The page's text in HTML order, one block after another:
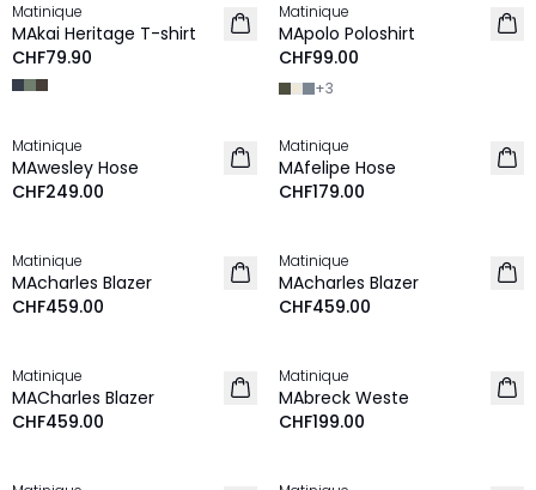
NEU
Matinique
MAkai Heritage T-shirt
CHF79.90
NEU
Matinique
MApolo Poloshirt
CHF99.00
+3
NEU
Matinique
MAwesley Hose
CHF249.00
NEU
Matinique
MAfelipe Hose
CHF179.00
NEU
Matinique
MAcharles Blazer
CHF459.00
NEU
Matinique
MAcharles Blazer
CHF459.00
NEU
Matinique
MACharles Blazer
CHF459.00
NEU
Matinique
MAbreck Weste
CHF199.00